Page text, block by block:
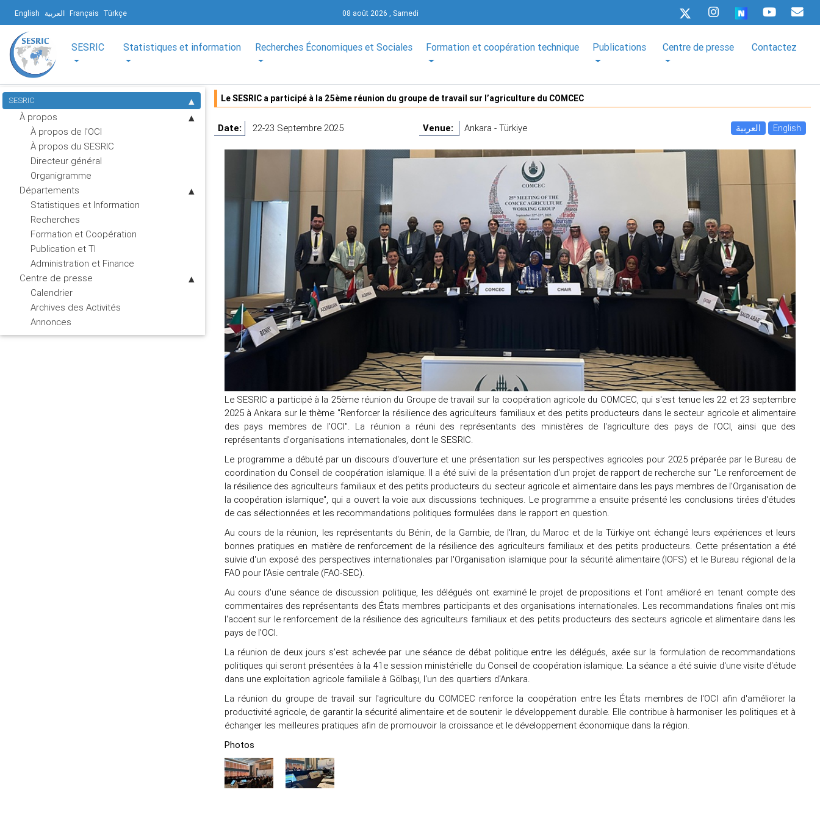
English العربية Français Türkçe 08 août 2026 , Samedi
SESRIC Statistiques et information Recherches Économiques et Sociales Formation et coopération technique Publications Centre de presse Contactez
SESRIC
À propos
À propos de l'OCI
À propos du SESRIC
Directeur général
Organigramme
Départements
Statistiques et Information
Recherches
Formation et Coopération
Publication et TI
Administration et Finance
Centre de presse
Calendrier
Archives des Activités
Annonces
Le SESRIC a participé à la 25ème réunion du groupe de travail sur l’agriculture du COMCEC
Date: 22-23 Septembre 2025 Venue: Ankara - Türkiye العربية English
Le SESRIC a participé à la 25ème réunion du Groupe de travail sur la coopération agricole du COMCEC, qui s'est tenue les 22 et 23 septembre
2025 à Ankara sur le thème "Renforcer la résilience des agriculteurs familiaux et des petits producteurs dans le secteur agricole et alimentaire
des pays membres de l'OCI". La réunion a réuni des représentants des ministères de l'agriculture des pays de l'OCI, ainsi que des
représentants d'organisations internationales, dont le SESRIC.
Le programme a débuté par un discours d'ouverture et une présentation sur les perspectives agricoles pour 2025 préparée par le Bureau de
coordination du Conseil de coopération islamique. Il a été suivi de la présentation d'un projet de rapport de recherche sur "Le renforcement de
la résilience des agriculteurs familiaux et des petits producteurs du secteur agricole et alimentaire dans les pays membres de l'Organisation de
la coopération islamique", qui a ouvert la voie aux discussions techniques. Le programme a ensuite présenté les conclusions tirées d'études
de cas sélectionnées et les recommandations politiques formulées dans le rapport en question.
Au cours de la réunion, les représentants du Bénin, de la Gambie, de l'Iran, du Maroc et de la Türkiye ont échangé leurs expériences et leurs
bonnes pratiques en matière de renforcement de la résilience des agriculteurs familiaux et des petits producteurs. Cette présentation a été
suivie d'un exposé des perspectives internationales par l'Organisation islamique pour la sécurité alimentaire (IOFS) et le Bureau régional de la
FAO pour l'Asie centrale (FAO-SEC).
Au cours d'une séance de discussion politique, les délégués ont examiné le projet de propositions et l'ont amélioré en tenant compte des
commentaires des représentants des États membres participants et des organisations internationales. Les recommandations finales ont mis
l'accent sur le renforcement de la résilience des agriculteurs familiaux et des petits producteurs des secteurs agricole et alimentaire dans les
pays de l'OCI.
La réunion de deux jours s'est achevée par une séance de débat politique entre les délégués, axée sur la formulation de recommandations
politiques qui seront présentées à la 41e session ministérielle du Conseil de coopération islamique. La séance a été suivie d'une visite d'étude
dans une exploitation agricole familiale à Gölbaşı, l'un des quartiers d'Ankara.
La réunion du groupe de travail sur l'agriculture du COMCEC renforce la coopération entre les États membres de l'OCI afin d'améliorer la
productivité agricole, de garantir la sécurité alimentaire et de soutenir le développement durable. Elle contribue à harmoniser les politiques et à
échanger les meilleures pratiques afin de promouvoir la croissance et le développement économique dans la région.
Photos